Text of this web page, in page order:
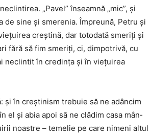
„Pavel” înseamnă „mic”, şi
de sine şi smerenia. Împreună, Petru şi
creştină, dar totodată smeriţi şi
fără să fim smeriţi, ci, dimpotrivă, cu
neclintit în credinţa şi în vieţuirea
şi în creştinism trebuie să ne adâncim
el şi abia apoi să ne clădim casa mân­
noastre – temelie pe care nimeni altul